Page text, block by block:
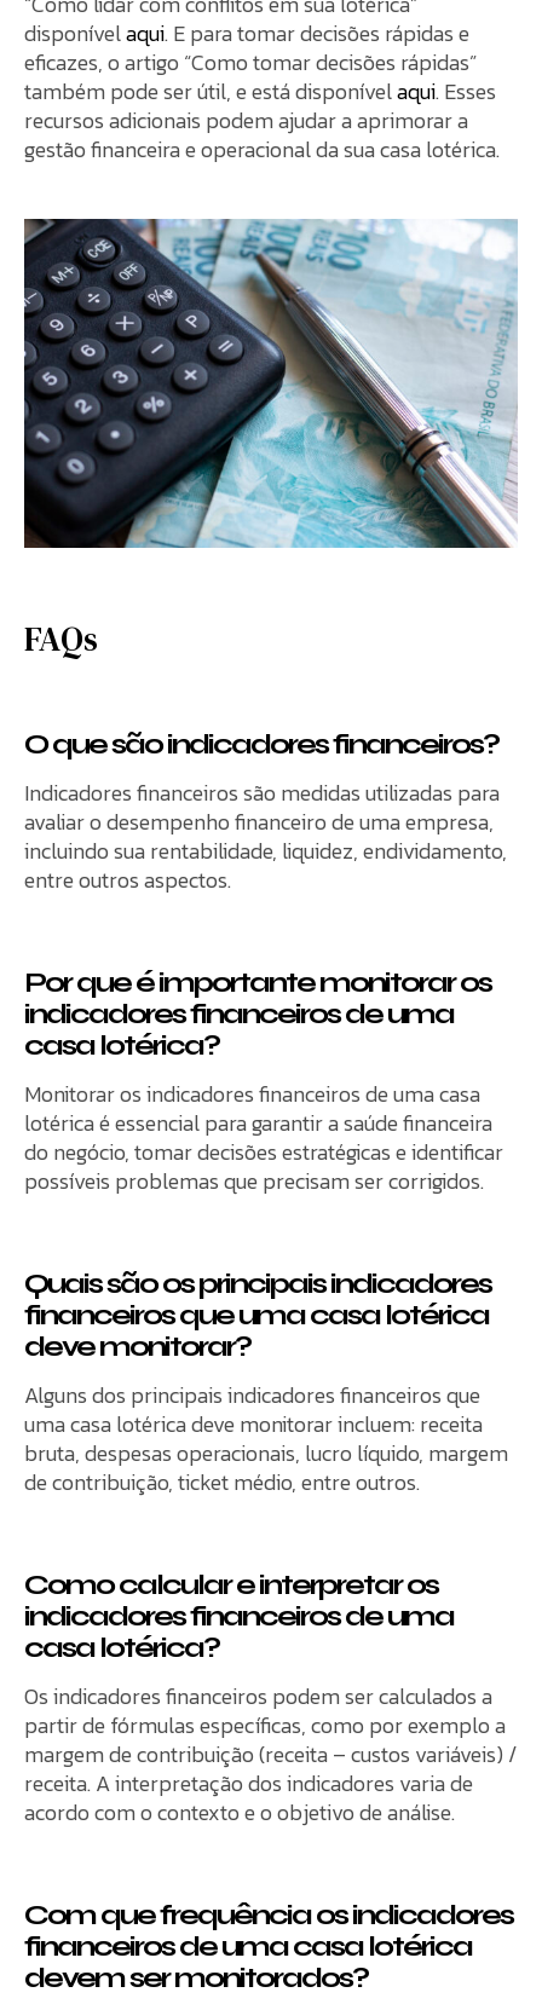
disponívelaqui. E para tomar decisões rápidas e
eficazes, o artigo “Como tomar decisões rápidas”
também pode ser útil, e está disponívelaqui. Esses
recursos adicionais podem ajudar a aprimorar a
gestão financeira e operacional da sua casa lotérica.
FAQs
O que são indicadores financeiros?
Indicadores financeiros são medidas utilizadas para
avaliar o desempenho financeiro de uma empresa,
incluindo sua rentabilidade, liquidez, endividamento,
entre outros aspectos.
Por que é importante monitorar os
indicadores financeiros de uma
casa lotérica?
Monitorar os indicadores financeiros de uma casa
lotérica é essencial para garantir a saúde financeira
do negócio, tomar decisões estratégicas e identificar
possíveis problemas que precisam ser corrigidos.
Quais são os principais indicadores
financeiros que uma casa lotérica
deve monitorar?
Alguns dos principais indicadores financeiros que
uma casa lotérica deve monitorar incluem: receita
bruta, despesas operacionais, lucro líquido, margem
de contribuição, ticket médio, entre outros.
Como calcular e interpretar os
indicadores financeiros de uma
casa lotérica?
Os indicadores financeiros podem ser calculados a
partir de fórmulas específicas, como por exemplo a
margem de contribuição (receita – custos variáveis) /
receita. A interpretação dos indicadores varia de
acordo com o contexto e o objetivo de análise.
Com que frequência os indicadores
financeiros de uma casa lotérica
devem ser monitorados?